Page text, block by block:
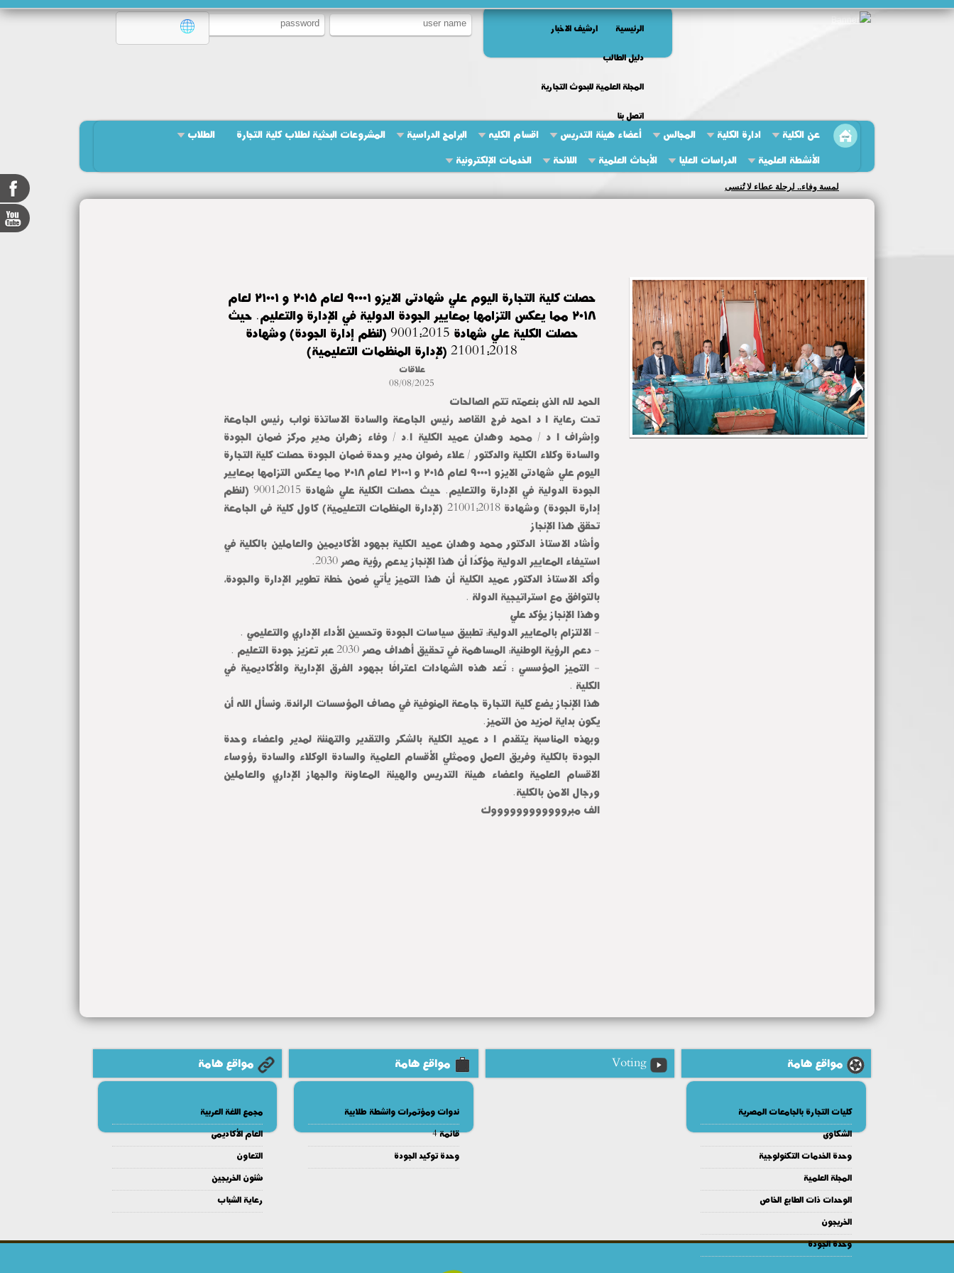
الرئيسية
ارشيف الاخبار
دليل الطالب
المجلة العلمية للبحوث التجارية
اتصل بنا
عن الكلية ادارة الكلية المجالس أعضاء هيئة التدريس اقسام الكليه البرامج الدراسية المشروعات البحثية لطلاب كلية التجارة
الطلاب
الأنشطة العلمية
الدراسات العليا الأبحاث العلمية اللائحة الخدمات الإلكترونية
لمسة وفاء.. لرحلة عطاء لا تُنسى
حصلت كلية التجارة اليوم علي شهادتى الايزو ٩٠٠٠١ لعام ٢٠١٥ و ٢١٠٠١ لعام
٢٠١٨ مما يعكس التزامها بمعايير الجودة الدولية في الإدارة والتعليم. حيث
حصلت الكلية علي شهادة 9001:2015 (لنظم إدارة الجودة) وشهادة
21001:2018 (لإدارة المنظمات التعليمية)
علاقات
08/08/2025
الحمد لله الذى بنعمته تتم الصالحات
تحت رعاية ا د احمد فرج القاصد رئيس الجامعة والسادة الاساتذة نواب رئيس الجامعة
وإشراف ا د / محمد وهدان عميد الكلية ا.د / وفاء زهران مدير مركز ضمان الجودة
والسادة وكلاء الكلية والدكتور / علاء رضوان مدير وحدة ضمان الجودة حصلت كلية التجارة
اليوم علي شهادتى الايزو ٩٠٠٠١ لعام ٢٠١٥ و ٢١٠٠١ لعام ٢٠١٨ مما يعكس التزامها بمعايير
الجودة الدولية في الإدارة والتعليم. حيث حصلت الكلية علي شهادة 9001:2015 (لنظم
إدارة الجودة) وشهادة 21001:2018 (لإدارة المنظمات التعليمية) كاول كلية فى الجامعة
تحقق هذا الإنجاز
وأشاد الاستاذ الدكتور محمد وهدان عميد الكلية بجهود الأكاديمين والعاملين بالكلية في
استيفاء المعايير الدولية مؤكدًا أن هذا الإنجاز يدعم رؤية مصر 2030.
وأكد الاستاذ الدكتور عميد الكلية أن هذا التميز يأتي ضمن خطة تطوير الإدارة والجودة،
بالتوافق مع استراتيجية الدولة .
وهذا الإنجاز يؤكد علي
- الالتزام بالمعايير الدولية: تطبيق سياسات الجودة وتحسين الأداء الإداري والتعليمي .
- دعم الرؤية الوطنية: المساهمة في تحقيق أهداف مصر 2030 عبر تعزيز جودة التعليم .
- التميز المؤسسي : تُعد هذه الشهادات اعترافًا بجهود الفرق الإدارية والأكاديمية في
الكلية .
هذا الإنجاز يضع كلية التجارة جامعة المنوفية في مصاف المؤسسات الرائدة، ونسأل الله أن
يكون بداية لمزيد من التميز.
وبهذه المناسبة يتقدم ا د عميد الكلية بالشكر والتقدير والتهنئة لمدير واعضاء وحدة
الجودة بالكلية وفريق العمل وممثلي الأقسام العلمية والسادة الوكلاء والسادة رؤوساء
الاقسام العلمية واعضاء هيئة التدريس والهيئة المعاونة والجهاز الإداري والعاملين
ورجال الامن بالكلية.
الف مبرووووووووووووك
مواقع هامة
كليات التجارة بالجامعات المصرية
الشكاوى
وحدة الخدمات التكنولوجية
المجلة العلمية
الوحدات ذات الطابع الخاص
الخريجون
وحدة الجودة
Voting مواقع هامة
ندوات ومؤتمرات وانشطة طلابية
قائمة 4
وحدة توكيد الجودة
مواقع هامة
مجمع اللغة العربية
العام الأكاديمى
التعاون
شئون الخريجين
رعاية الشباب